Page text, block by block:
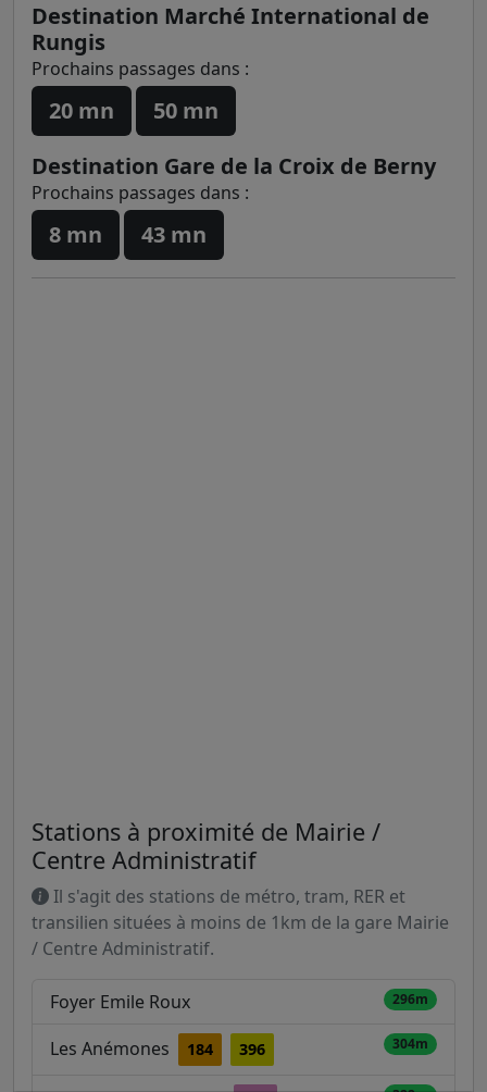
Destination Marché International de
Rungis
Prochains passages dans :
20 mn
50 mn
Destination Gare de la Croix de Berny
Prochains passages dans :
8 mn 43 mn
Stations à proximité de Mairie /
Centre Administratif
Il s'agit des stations de métro, tram, RER et
transilien situées à moins de 1km de la gare Mairie
/ Centre Administratif.
Foyer Emile Roux 296m
Les Anémones 184 396 304m